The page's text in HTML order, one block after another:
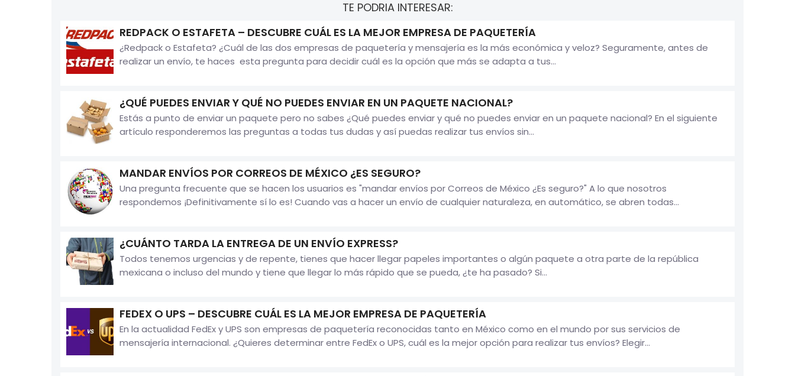
TE PODRIA INTERESAR:
REDPACK O ESTAFETA – DESCUBRE CUÁL ES LA MEJOR EMPRESA DE PAQUETERÍA
¿Redpack o Estafeta? ¿Cuál de las dos empresas de paquetería y mensajería es la más económica y veloz? Seguramente, antes de
realizar un envío, te haces esta pregunta para decidir cuál es la opción que más se adapta a tus...
¿QUÉ PUEDES ENVIAR Y QUÉ NO PUEDES ENVIAR EN UN PAQUETE NACIONAL?
Estás a punto de enviar un paquete pero no sabes ¿Qué puedes enviar y qué no puedes enviar en un paquete nacional? En el siguiente
artículo responderemos las preguntas a todas tus dudas y así puedas realizar tus envíos sin...
MANDAR ENVÍOS POR CORREOS DE MÉXICO ¿ES SEGURO?
Una pregunta frecuente que se hacen los usuarios es "mandar envíos por Correos de México ¿Es seguro?" A lo que nosotros
respondemos ¡Definitivamente sí lo es! Cuando vas a hacer un envío de cualquier naturaleza, en automático, se abren todas...
¿CUÁNTO TARDA LA ENTREGA DE UN ENVÍO EXPRESS?
Todos tenemos urgencias y de repente, tienes que hacer llegar papeles importantes o algún paquete a otra parte de la república
mexicana o incluso del mundo y tiene que llegar lo más rápido que se pueda, ¿te ha pasado? Si...
FEDEX O UPS – DESCUBRE CUÁL ES LA MEJOR EMPRESA DE PAQUETERÍA
En la actualidad FedEx y UPS son empresas de paquetería reconocidas tanto en México como en el mundo por sus servicios de
mensajería internacional. ¿Quieres determinar entre FedEx o UPS, cuál es la mejor opción para realizar tus envíos? Elegir...